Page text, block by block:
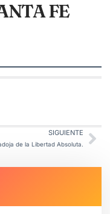
FE
SIGUIENTE
de la Libertad Absoluta.